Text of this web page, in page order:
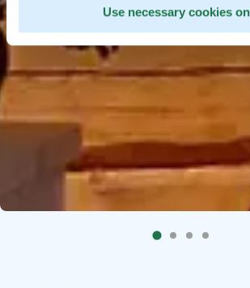
Use necessary cookies